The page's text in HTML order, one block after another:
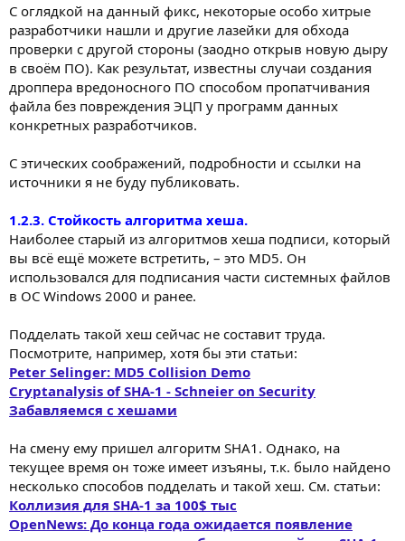
С оглядкой на данный фикс, некоторые особо хитрые
разработчики нашли и другие лазейки для обхода
проверки с другой стороны (заодно открыв новую дыру
в своём ПО). Как результат, известны случаи создания
дроппера вредоносного ПО способом пропатчивания
файла без повреждения ЭЦП у программ данных
конкретных разработчиков.
С этических соображений, подробности и ссылки на
источники я не буду публиковать.
1.2.3. Стойкость алгоритма хеша.
Наиболее старый из алгоритмов хеша подписи, который
вы всё ещё можете встретить, – это MD5. Он
использовался для подписания части системных файлов
в ОС Windows 2000 и ранее.
Подделать такой хеш сейчас не составит труда.
Посмотрите, например, хотя бы эти статьи:
Peter Selinger: MD5 Collision Demo
Cryptanalysis of SHA-1 - Schneier on Security
Забавляемся с хешами
На смену ему пришел алгоритм SHA1. Однако, на
текущее время он тоже имеет изъяны, т.к. было найдено
несколько способов подделать и такой хеш. См. статьи:
Коллизия для SHA-1 за 100$ тыс
OpenNews: До конца года ожидается появление